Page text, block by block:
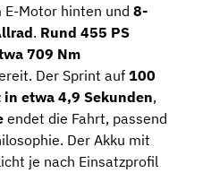
Motor hinten und 8-
. Rund 455 PS
709 Nm
Der Sprint auf 100
etwa 4,9 Sekunden,
endet die Fahrt, passend
Der Akku mit
je nach Einsatzprofil